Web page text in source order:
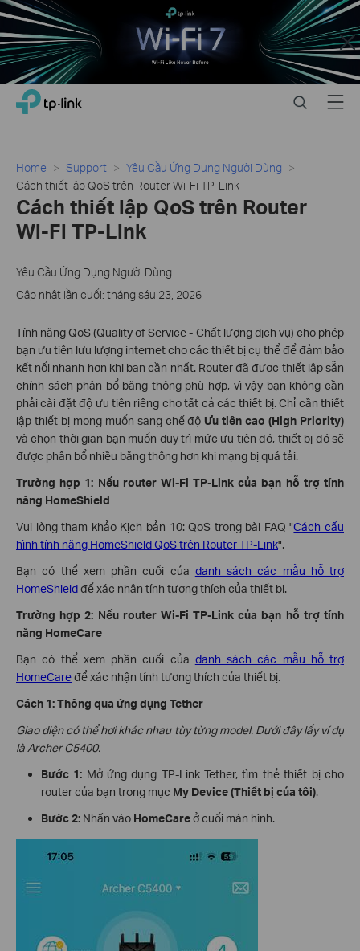
Close
Click
navigation
TP-Link, Reliably Smart SearchMenu
Home Support
Yêu Cầu Ứng Dụng Người Dùng
Cách thiết lập QoS trên Router Wi-Fi TP-Link
Cách thiết lập QoS trên Router
Wi-Fi TP-Link
Yêu Cầu Ứng Dụng Người Dùng
Cập nhật lần cuối: tháng sáu 23, 2026
Tính năng QoS (Quality of Service - Chất lượng dịch vụ) cho phép
bạn ưu tiên lưu lượng internet cho các thiết bị cụ thể để đảm bảo
kết nối nhanh hơn khi bạn cần nhất. Router đã được thiết lập sẵn
chính sách phân bổ băng thông phù hợp, vì vậy bạn không cần
phải cài đặt độ ưu tiên riêng cho tất cả các thiết bị. Chỉ cần thiết
lập thiết bị mong muốn sang chế độ Ưu tiên cao (High Priority)
và chọn thời gian bạn muốn duy trì mức ưu tiên đó, thiết bị đó sẽ
được phân bổ nhiều băng thông hơn khi mạng bị quá tải.
Trường hợp 1: Nếu router Wi-Fi TP-Link của bạn hỗ trợ tính
năng HomeShield
Vui lòng tham khảo Kịch bản 10: QoS trong bài FAQ "Cách cấu
hình tính năng HomeShield QoS trên Router TP-Link".
Bạn có thể xem phần cuối của danh sách các mẫu hỗ trợ
HomeShieldđể xác nhận tính tương thích của thiết bị.
Trường hợp 2: Nếu router Wi-Fi TP-Link của bạn hỗ trợ tính
năng HomeCare
Bạn có thể xem phần cuối của danh sách các mẫu hỗ trợ
HomeCaređể xác nhận tính tương thích của thiết bị.
Cách 1: Thông qua ứng dụng Tether
Giao diện có thể hơi khác nhau tùy từng model. Dưới đây lấy ví dụ
là Archer C5400.
Bước 1: Mở ứng dụng TP-Link Tether, tìm thẻ thiết bị cho
router của bạn trong mục My Device (Thiết bị của tôi).
Bước 2:Nhấn vào HomeCareở cuối màn hình.